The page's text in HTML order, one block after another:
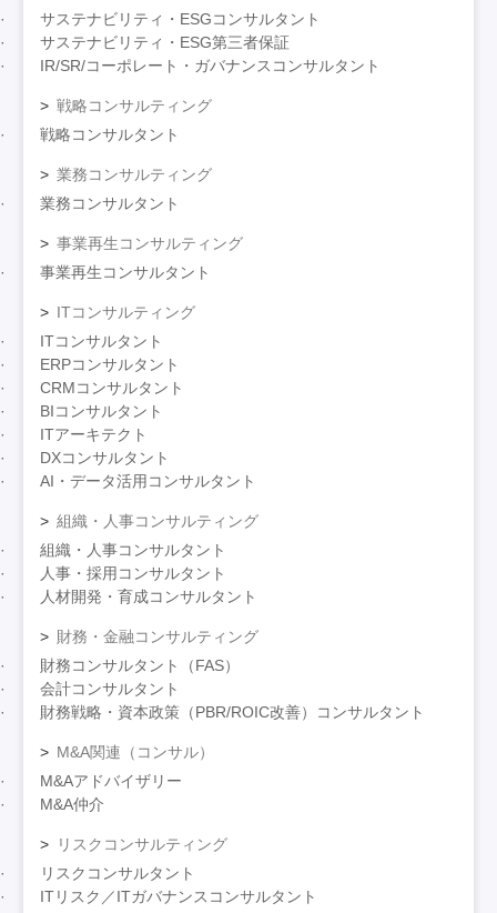
サステナビリティ・ESGコンサルタント
サステナビリティ・ESG第三者保証
IR/SR/コーポレート・ガバナンスコンサルタント
戦略コンサルティング
戦略コンサルタント
業務コンサルティング
業務コンサルタント
事業再生コンサルティング
事業再生コンサルタント
ITコンサルティング
ITコンサルタント
ERPコンサルタント
CRMコンサルタント
BIコンサルタント
ITアーキテクト
DXコンサルタント
AI・データ活用コンサルタント
組織・人事コンサルティング
組織・人事コンサルタント
人事・採用コンサルタント
人材開発・育成コンサルタント
財務・金融コンサルティング
財務コンサルタント（FAS）
会計コンサルタント
財務戦略・資本政策（PBR/ROIC改善）コンサルタント
M&A関連（コンサル）
M&Aアドバイザリー
M&A仲介
リスクコンサルティング
リスクコンサルタント
ITリスク／ITガバナンスコンサルタント